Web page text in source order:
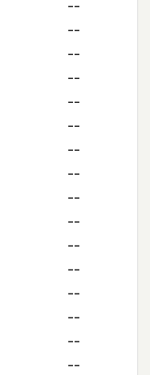
--
--
--
--
--
--
--
--
--
--
--
--
--
--
--
--